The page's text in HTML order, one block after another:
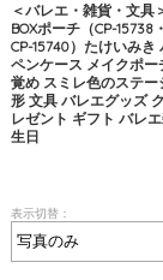
＜バレエ・雑貨・文具
BOXポーチ（CP-15738
CP-15740）たけいみき
ペンケース メイクポー
覚め スミレ色のステー
形 文具 バレエグッズ
レゼント ギフト バレ
生日
表示切替：